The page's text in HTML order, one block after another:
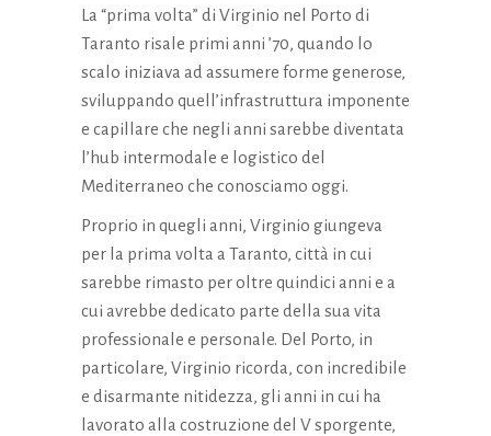
La “prima volta” di Virginio nel Porto di
Taranto risale primi anni ’70, quando lo
scalo iniziava ad assumere forme generose,
sviluppando quell’infrastruttura imponente
e capillare che negli anni sarebbe diventata
l’hub intermodale e logistico del
Mediterraneo che conosciamo oggi.
Proprio in quegli anni, Virginio giungeva
per la prima volta a Taranto, città in cui
sarebbe rimasto per oltre quindici anni e a
cui avrebbe dedicato parte della sua vita
professionale e personale. Del Porto, in
particolare, Virginio ricorda, con incredibile
e disarmante nitidezza, gli anni in cui ha
lavorato alla costruzione del V sporgente,
Marketing
Condividendo i
tuoi interessi e
comportamenti
mentre visiti il ​​
nostro sito,
possibilità di
vedere
offerte
personalizzati.